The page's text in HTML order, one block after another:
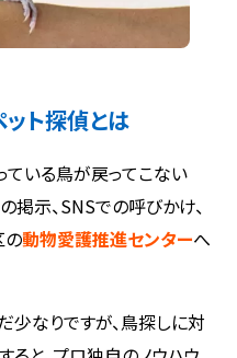
ト探偵とは
ている鳥が戻ってこない
掲示、SNSでの呼びかけ、
の動物愛護推進センターへ
少なりですが、鳥探しに対